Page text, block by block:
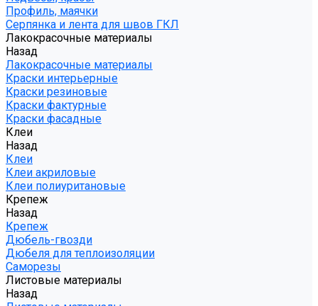
Профиль, маячки
Серпянка и лента для швов ГКЛ
Лакокрасочные материалы
Назад
Лакокрасочные материалы
Краски интерьерные
Краски резиновые
Краски фактурные
Краски фасадные
Клеи
Назад
Клеи
Клеи акриловые
Клеи полиуритановые
Крепеж
Назад
Крепеж
Дюбель-гвозди
Дюбеля для теплоизоляции
Саморезы
Листовые материалы
Назад